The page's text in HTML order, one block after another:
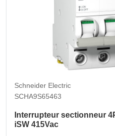
Schneider Electric
SCHA9S65463
Interrupteur sectionneur
iSW 415Vac